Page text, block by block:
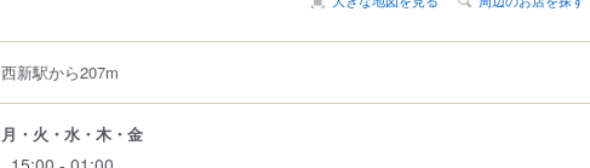
西新駅から207m
月・火・水・木・金